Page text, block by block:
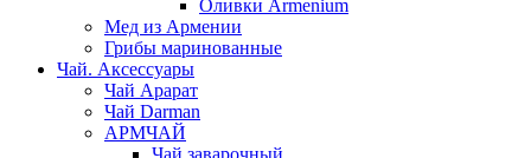
Оливки Armenium
Мед из Армении
Грибы маринованные
Чай. Аксессуары
Чай Арарат
Чай Darman
АРМЧАЙ
Чай заварочный